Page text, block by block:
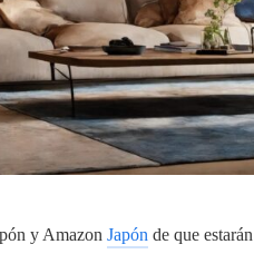
y Amazon Japón de que